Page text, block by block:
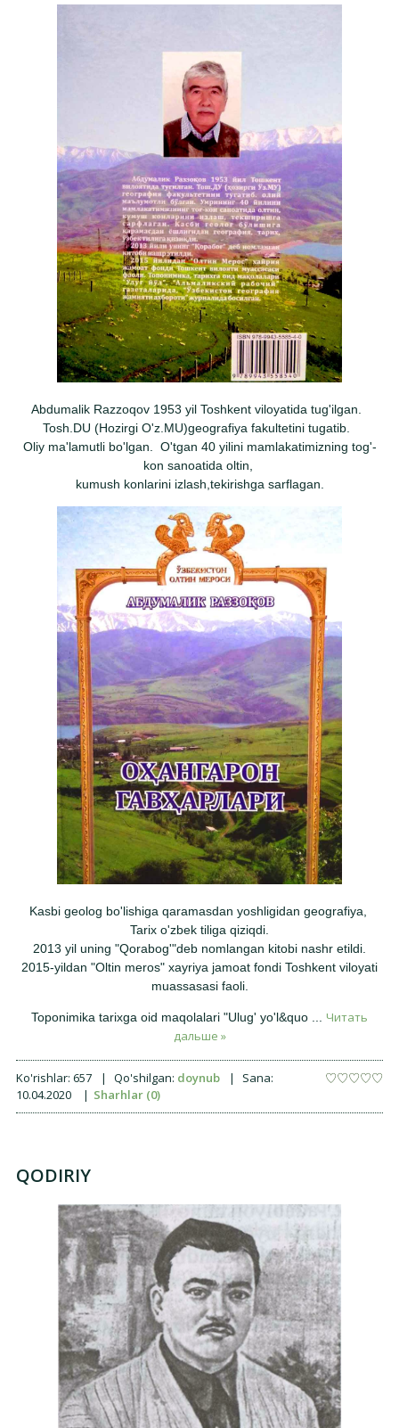
Abdumalik Razzoqov 1953 yil Toshkent viloyatida tug'ilgan.
Tosh.DU (Hozirgi O'z.MU)geografiya fakultetini tugatib.
Oliy ma'lamutli bo'lgan. O'tgan 40 yilini mamlakatimizning tog'-
kon sanoatida oltin,
kumush konlarini izlash,tekirishga sarflagan.
Kasbi geolog bo'lishiga qaramasdan yoshligidan geografiya,
Tarix o'zbek tiliga qiziqdi.
2013 yil uning "Qorabog'"deb nomlangan kitobi nashr etildi.
2015-yildan "Oltin meros" xayriya jamoat fondi Toshkent viloyati
muassasasi faoli.
Toponimika tarixga oid maqolalari "Ulug' yo'l&quo
Читать
дальше »
Ko'rishlar: 657 | Qo'shilgan: doynub |
Sana:
10.04.2020
| Sharhlar (0)
QODIRIY